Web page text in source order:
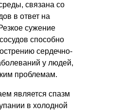
связана со
в ответ на
сужение
способно
сердечно-
у людей,
проблемам.
является спазм
в холодной